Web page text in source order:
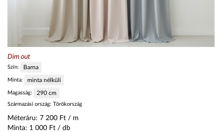
Dim out
Szín: Barna
Minta: minta nélküli
Magasság: 290 cm
Származási ország: Törökország
Méteráru: 7 200 Ft / m
Minta: 1 000 Ft / db